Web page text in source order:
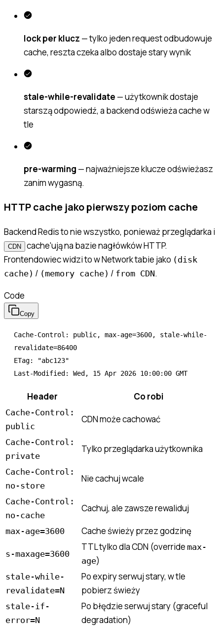
lock per klucz — tylko jeden request odbudowuje
cache, reszta czeka albo dostaje stary wynik
stale-while-revalidate — użytkownik dostaje
starszą odpowiedź, a backend odświeża cache w
tle
pre-warming — najważniejsze klucze odświeżasz
zanim wygasną.
HTTP cache jako pierwszy poziom cache
Backend Redis to nie wszystko, ponieważ przeglądarka i
CDN
cache'ują na bazie nagłówków HTTP.
Frontendowiec widzi to w Network tabie jako (disk
cache) / (memory cache) / from CDN.
Code
Copy
Cache-Control: public, max-age=3600, stale-while-
revalidate=86400
ETag: "abc123"
Header Co robi
Cache-Control:
public
CDN może cachować
Cache-Control:
private
Tylko przeglądarka użytkownika
Cache-Control:
no-store
Nie cachuj wcale
Cache-Control:
no-cache
Cachuj, ale zawsze rewaliduj
max-age=3600 Cache świeży przez godzinę
s-maxage=3600
TTL tylko dla CDN (override max-
age)
stale-while-
revalidate=N
Po expiry serwuj stary, w tle
pobierz świeży
stale-if-
error=N
Po błędzie serwuj stary (graceful
degradation)